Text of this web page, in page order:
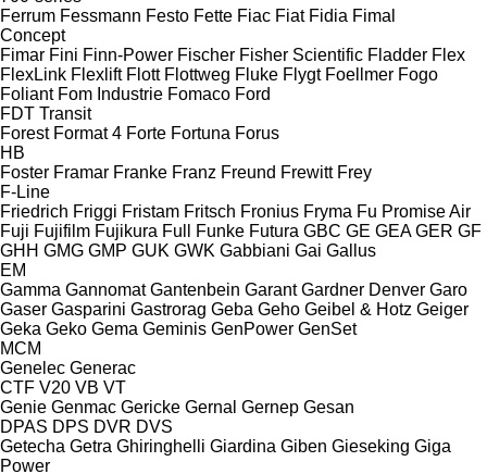
Ferrum Fessmann Festo Fette Fiac Fiat Fidia Fimal
Concept
Fimar Fini Finn-Power Fischer Fisher Scientific Fladder Flex
FlexLink Flexlift Flott Flottweg Fluke Flygt Foellmer Fogo
Foliant Fom Industrie Fomaco Ford
FDT Transit
Forest Format 4 Forte Fortuna Forus
HB
Foster Framar Franke Franz Freund Frewitt Frey
F-Line
Friedrich Friggi Fristam Fritsch Fronius Fryma Fu Promise Air
Fuji Fujifilm Fujikura Full Funke Futura GBC GE GEA GER GF
GHH GMG GMP GUK GWK Gabbiani Gai Gallus
EM
Gamma Gannomat Gantenbein Garant Gardner Denver Garo
Gaser Gasparini Gastrorag Geba Geho Geibel & Hotz Geiger
Geka Geko Gema Geminis GenPower GenSet
MCM
Genelec Generac
CTF V20 VB VT
Genie Genmac Gericke Gernal Gernep Gesan
DPAS DPS DVR DVS
Getecha Getra Ghiringhelli Giardina Giben Gieseking Giga
Power